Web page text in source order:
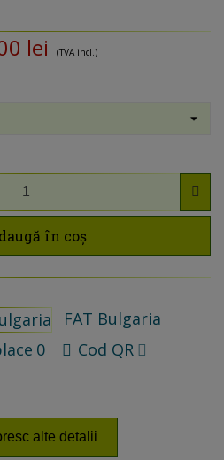
lei (TVA incl.)
în coș
FAT Bulgaria
0
Cod QR
alte detalii